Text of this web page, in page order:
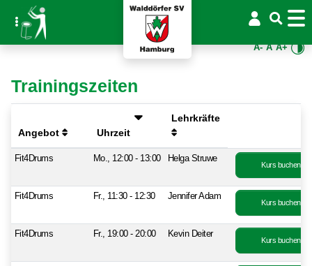
A- A A+
Trainingszeiten
Angebot Uhrzeit
Lehrkräfte
Fit4Drums Mo., 12:00 - 13:00 Helga Struwe
Kurs buchen
Fit4Drums Fr., 11:30 - 12:30 Jennifer Adam
Kurs buchen
Fit4Drums Fr., 19:00 - 20:00 Kevin Deiter
Kurs buchen